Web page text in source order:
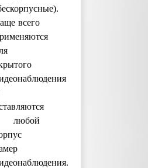
всего
любой